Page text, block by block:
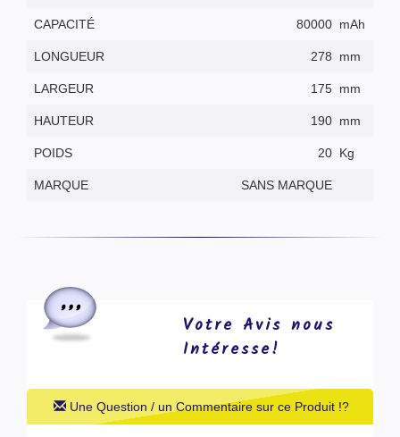
CAPACITÉ 80000 mAh
LONGUEUR 278 mm
LARGEUR 175 mm
HAUTEUR 190 mm
POIDS 20 Kg
MARQUE SANS MARQUE
Votre Avis nous
Intéresse!
Une Question / un Commentaire sur ce Produit !?